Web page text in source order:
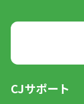
CJサポート